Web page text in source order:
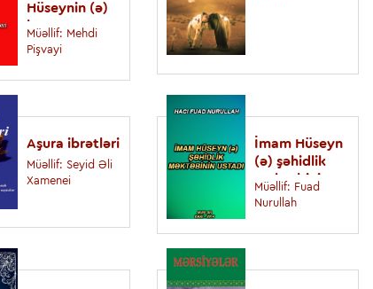
Hüseynin (ə)
həyatı
Müəllif: Mehdi
Pişvayi
Aşura ibrətləri
Müəllif: Seyid Əli
Xamenei
İmam Hüseyn
(ə) şəhidlik
məktəbinin
ustadı
Müəllif: Fuad
Nurullah